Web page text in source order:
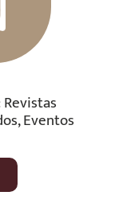
Eventos